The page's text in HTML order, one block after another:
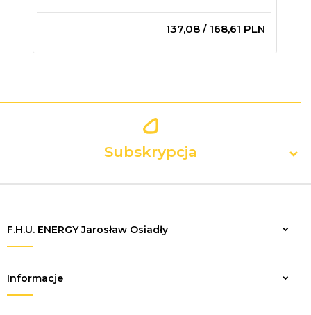
137,08 / 168,61 PLN
Subskrypcja
Zapisz
F.H.U. ENERGY Jarosław Osiadły
Informacje